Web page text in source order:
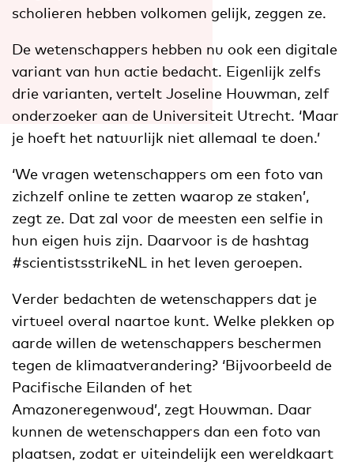
scholieren hebben volkomen gelijk, zeggen ze.
De wetenschappers hebben nu ook een digitale
variant van hun actie bedacht. Eigenlijk zelfs
drie varianten, vertelt Joseline Houwman, zelf
onderzoeker aan de Universiteit Utrecht. ‘Maar
je hoeft het natuurlijk niet allemaal te doen.’
‘We vragen wetenschappers om een foto van
zichzelf online te zetten waarop ze staken’,
zegt ze. Dat zal voor de meesten een selfie in
hun eigen huis zijn. Daarvoor is de hashtag
#scientistsstrikeNL in het leven geroepen.
Verder bedachten de wetenschappers dat je
virtueel overal naartoe kunt. Welke plekken op
aarde willen de wetenschappers beschermen
tegen de klimaatverandering? ‘Bijvoorbeeld de
Pacifische Eilanden of het
Amazoneregenwoud’, zegt Houwman. Daar
kunnen de wetenschappers dan een foto van
plaatsen, zodat er uiteindelijk een wereldkaart